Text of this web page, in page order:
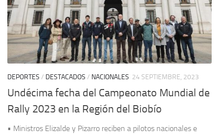
DEPORTES / DESTACADOS / NACIONALES 24 SEPTIEMBRE, 2023
Undécima fecha del Campeonato Mundial de
Rally 2023 en la Región del Biobío
• Ministros Elizalde y Pizarro reciben a pilotos nacionales e